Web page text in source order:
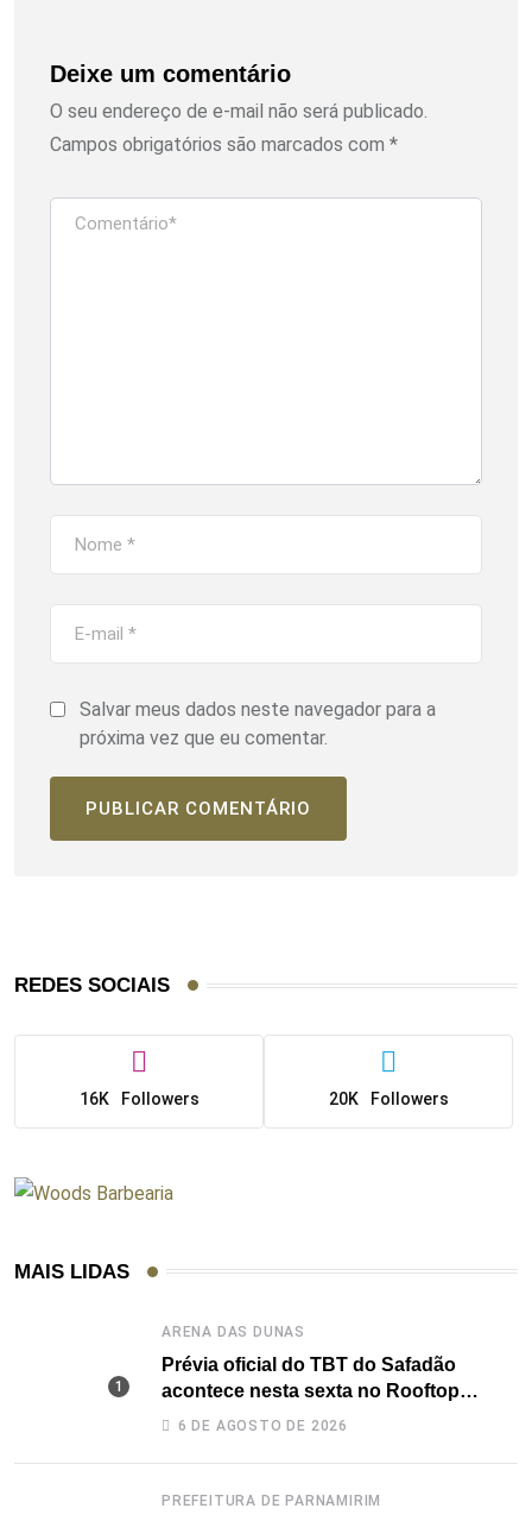
Deixe um comentário
O seu endereço de e-mail não será publicado.
Campos obrigatórios são marcados com *
Salvar meus dados neste navegador para a
próxima vez que eu comentar.
REDES SOCIAIS
16K Followers 20K Followers
MAIS LIDAS
ARENA DAS DUNAS
Prévia oficial do TBT do Safadão
acontece nesta sexta no Rooftop
Dunas
6 DE AGOSTO DE 2026
PREFEITURA DE PARNAMIRIM